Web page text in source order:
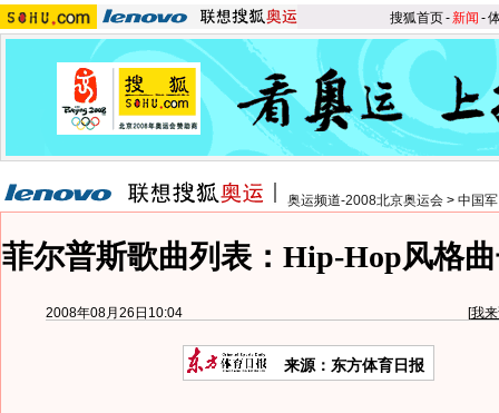
搜狐首页-新闻 -
奥运频道-2008北京奥运会 > 中国
菲尔普斯歌曲列表：Hip-Hop风格
2008年08月26日10:04 [我
来源：东方体育日报